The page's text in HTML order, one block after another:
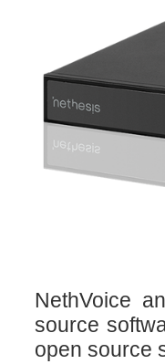
NethVoice
source
open source